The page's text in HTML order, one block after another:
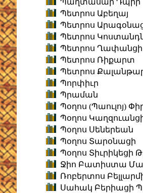
Պաղտասար Դպիր
Պետրոս Աբեղայ
Պետրոս
Պետրոս
Պետրոս Ղափանցի
Պետրոս Ռիքարտ
Պետրոս
Պորփիւր
Պրաման
Պօղոս (Պաուլոյ)
Պօղոս
Պօղոս Սեներեան
Պօղոս Տարօնացի
Պօղոս Տիւրիկեցի
Ջիո Բատիստա
Ռոբերտոս
Սահակ Բերիացի